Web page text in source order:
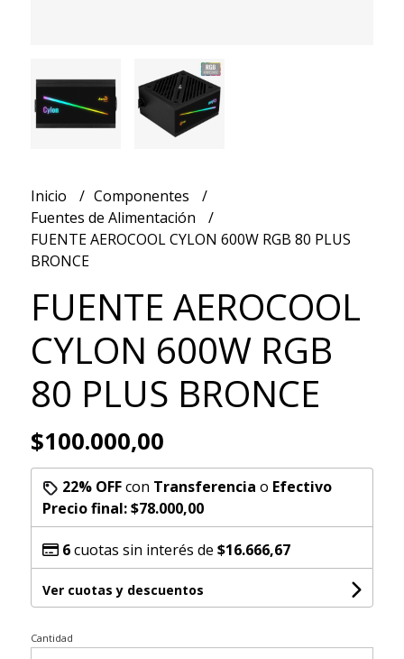
Inicio
Componentes
Fuentes de Alimentación
FUENTE AEROCOOL CYLON 600W RGB 80 PLUS
BRONCE
FUENTE AEROCOOL
CYLON 600W RGB
80 PLUS BRONCE
$100.000,00
22% OFFcon Transferencia o Efectivo
Precio final:$78.000,00
6cuotas sin interés de $16.666,67
Ver cuotas y descuentos
Cantidad